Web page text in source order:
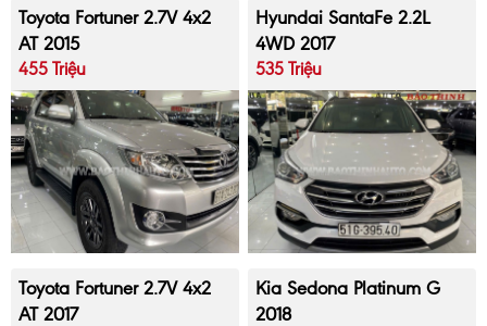
Toyota Fortuner 2.7V 4x2
AT 2015
455 Triệu
Hyundai SantaFe 2.2L
4WD 2017
535 Triệu
Toyota Fortuner 2.7V 4x2
AT 2017
Kia Sedona Platinum G
2018